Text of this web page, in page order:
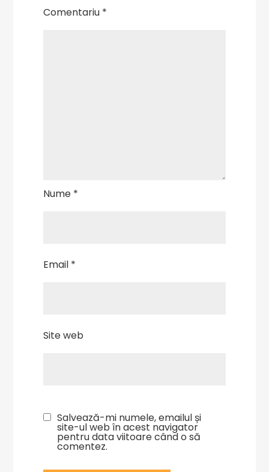
Comentariu *
Nume *
Email *
Site web
Salvează-mi numele, emailul și
site-ul web în acest navigator
pentru data viitoare când o să
comentez.